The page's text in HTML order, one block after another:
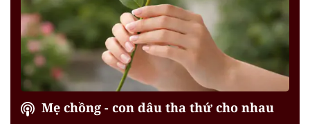
Mẹ chồng - con dâu tha thứ cho nhau